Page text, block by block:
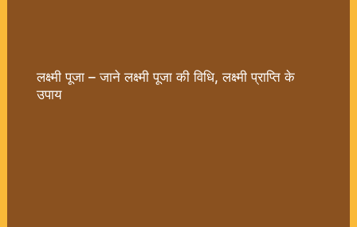
लक्ष्मी पूजा – जाने लक्ष्मी पूजा की विधि, लक्ष्मी प्राप्ति के
उपाय